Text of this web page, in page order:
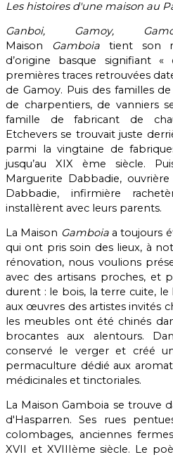
Les histoires d'une maison au
Ganboi, Gamoy,
Maison Gamboiatient son
d’origine basque signifiant
premières traces retrouvées
de Gamoy. Puis des familles
de charpentiers, de vanniers
famille de fabricant de
Etchevers se trouvait juste
parmi la vingtaine de
jusqu’au XIX ème siècle.
Marguerite Dabbadie,
Dabbadie, infirmière
installèrent avec leurs parents.
La Maison Gamboiaa toujours
qui ont pris soin des lieux, à
rénovation, nous voulions
avec des artisans proches, et
durent : le bois, la terre cuite, le
aux œuvres des artistes invités
les meubles ont été chinés
brocantes aux alentours.
conservé le verger et créé
permaculture dédié aux
médicinales et tinctoriales.
La Maison Gamboia se trouve
d'Hasparren. Ses rues
colombages, anciennes
XVII et XVIIIème siècle. Le